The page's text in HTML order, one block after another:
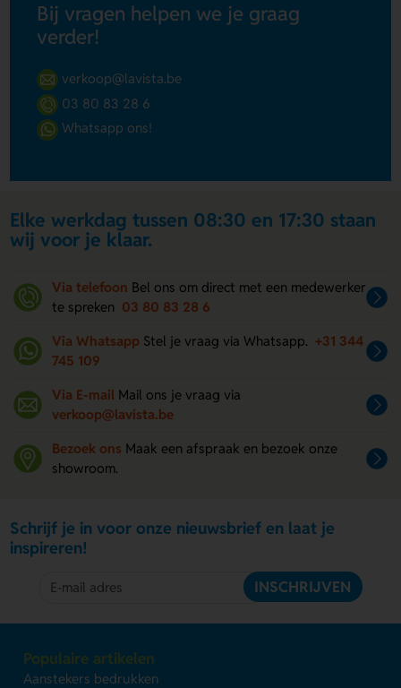
Bij vragen helpen we je graag
verder!
verkoop@lavista.be
03 80 83 28 6
Whatsapp ons!
Elke werkdag tussen 08:30 en 17:30 staan
wij voor je klaar.
Via telefoon Bel ons om direct met een medewerker
te spreken 03 80 83 28 6
Via Whatsapp Stel je vraag via Whatsapp. +31 344
745 109
Via E-mail Mail ons je vraag via
verkoop@lavista.be
Bezoek ons Maak een afspraak en bezoek onze
showroom.
Schrijf je in voor onze nieuwsbrief en laat je
inspireren!
INSCHRIJVEN
Populaire artikelen
Aanstekers bedrukken